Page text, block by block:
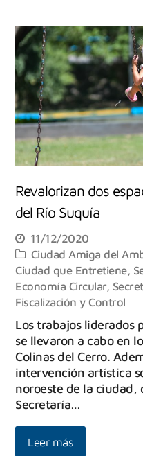
Revalorizan dos
del Río Suquía
11/12/2020
Ciudad Amiga del
Ciudad que Entretiene,
Economía Circular,
Fiscalización y Control
Los trabajos liderados
se llevaron a cabo en
Colinas del Cerro.
intervención artística
noroeste de la ciudad,
Secretaría…
Leer más